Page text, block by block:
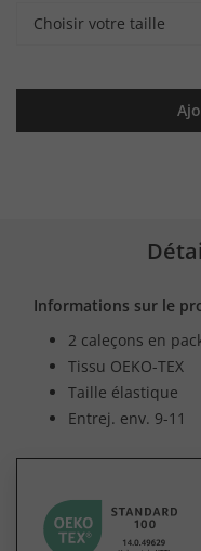
Choisir votre taille
Informations sur le
2 caleçons en
Tissu OEKO-TEX
Taille élastique
Entrej. env. 9-11